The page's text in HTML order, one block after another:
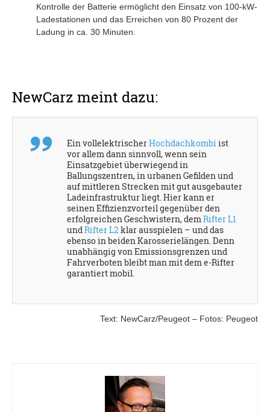
Kontrolle der Batterie ermöglicht den Einsatz von 100-kW-
Ladestationen und das Erreichen von 80 Prozent der
Ladung in ca. 30 Minuten.
NewCarz meint dazu:
Ein vollelektrischerHochdachkombi ist
vor allem dann sinnvoll, wenn sein
Einsatzgebiet überwiegend in
Ballungszentren, in urbanen Gefilden und
auf mittleren Strecken mit gut ausgebauter
Ladeinfrastruktur liegt. Hier kann er
seinen Effizienzvorteil gegenüber den
erfolgreichen Geschwistern, dem Rifter L1
und Rifter L2 klar ausspielen – und das
ebenso in beiden Karosserielängen. Denn
unabhängig von Emissionsgrenzen und
Fahrverboten bleibt man mit dem e-Rifter
garantiert mobil.
Text: NewCarz/Peugeot – Fotos: Peugeot